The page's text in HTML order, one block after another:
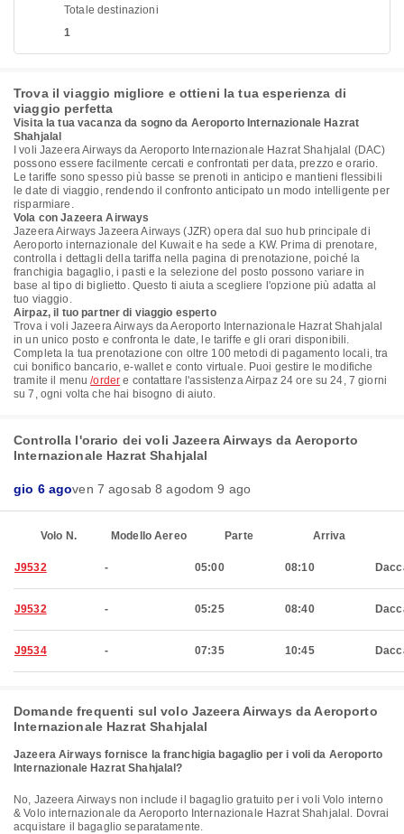
Totale destinazioni
1
Trova il viaggio migliore e ottieni la tua esperienza di
viaggio perfetta
Visita la tua vacanza da sogno da Aeroporto Internazionale Hazrat
Shahjalal
I voli Jazeera Airways da Aeroporto Internazionale Hazrat Shahjalal (DAC)
possono essere facilmente cercati e confrontati per data, prezzo e orario.
Le tariffe sono spesso più basse se prenoti in anticipo e mantieni flessibili
le date di viaggio, rendendo il confronto anticipato un modo intelligente per
risparmiare.
Vola con Jazeera Airways
Jazeera Airways Jazeera Airways (JZR) opera dal suo hub principale di
Aeroporto internazionale del Kuwait e ha sede a KW. Prima di prenotare,
controlla i dettagli della tariffa nella pagina di prenotazione, poiché la
franchigia bagaglio, i pasti e la selezione del posto possono variare in
base al tipo di biglietto. Questo ti aiuta a scegliere l'opzione più adatta al
tuo viaggio.
Airpaz, il tuo partner di viaggio esperto
Trova i voli Jazeera Airways da Aeroporto Internazionale Hazrat Shahjalal
in un unico posto e confronta le date, le tariffe e gli orari disponibili.
Completa la tua prenotazione con oltre 100 metodi di pagamento locali, tra
cui bonifico bancario, e-wallet e conto virtuale. Puoi gestire le modifiche
tramite il menu/order e contattare l'assistenza Airpaz 24 ore su 24, 7 giorni
su 7, ogni volta che hai bisogno di aiuto.
Controlla l'orario dei voli Jazeera Airways da Aeroporto
Internazionale Hazrat Shahjalal
gio 6 agoven 7 agosab 8 agodom 9 ago
Volo N. Modello Aereo Parte Arriva
J9532 - 05:00 08:10
J9532 - 05:25 08:40
J9534 - 07:35 10:45
Domande frequenti sul volo Jazeera Airways da Aeroporto
Internazionale Hazrat Shahjalal
Jazeera Airways fornisce la franchigia bagaglio per i voli da Aeroporto
Internazionale Hazrat Shahjalal?
No, Jazeera Airways non include il bagaglio gratuito per i voli Volo interno
& Volo internazionale da Aeroporto Internazionale Hazrat Shahjalal. Dovrai
acquistare il bagaglio separatamente.